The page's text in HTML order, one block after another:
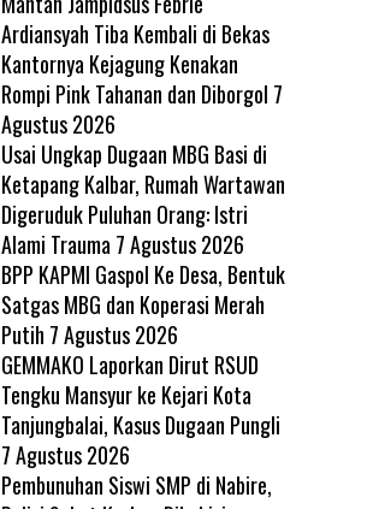
Ardiansyah Tiba Kembali di Bekas
Kantornya Kejagung Kenakan
Rompi Pink Tahanan dan Diborgol 7
Agustus 2026
Usai Ungkap Dugaan MBG Basi di
Ketapang Kalbar, Rumah Wartawan
Digeruduk Puluhan Orang: Istri
Alami Trauma 7 Agustus 2026
BPP KAPMI Gaspol Ke Desa, Bentuk
Satgas MBG dan Koperasi Merah
Putih 7 Agustus 2026
GEMMAKO Laporkan Dirut RSUD
Tengku Mansyur ke Kejari Kota
Tanjungbalai, Kasus Dugaan Pungli
7 Agustus 2026
Pembunuhan Siswi SMP di Nabire,